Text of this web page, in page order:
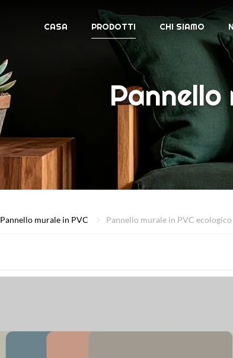
CASA PRODOTTI CHI SIAMO
Pannello
Pannello murale in PVC Pannello murale in PVC